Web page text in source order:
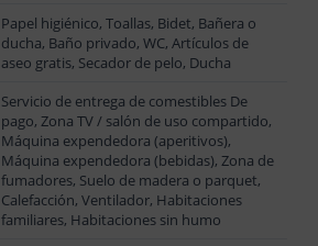
Papel higiénico, Toallas, Bidet, Bañera o
ducha, Baño privado, WC, Artículos de
aseo gratis, Secador de pelo, Ducha
Servicio de entrega de comestibles De
pago, Zona TV / salón de uso compartido,
Máquina expendedora (aperitivos),
Máquina expendedora (bebidas), Zona de
fumadores, Suelo de madera o parquet,
Calefacción, Ventilador, Habitaciones
familiares, Habitaciones sin humo